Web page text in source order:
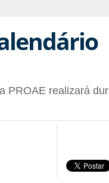
PROAE realizará